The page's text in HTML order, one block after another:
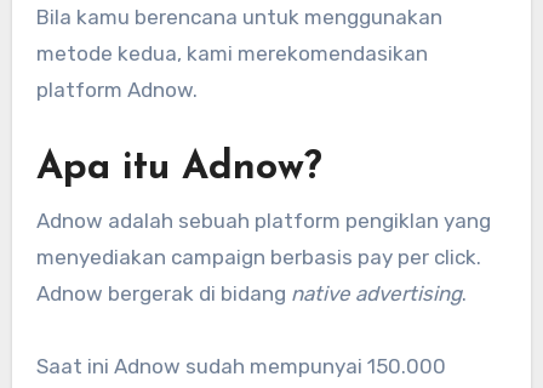
Bila kamu berencana untuk menggunakan
metode kedua, kami merekomendasikan
platform Adnow.
Apa itu Adnow?
Adnow adalah sebuah platform pengiklan yang
menyediakan campaign berbasis pay per click.
Adnow bergerak di bidang native advertising.
Saat ini Adnow sudah mempunyai 150.000